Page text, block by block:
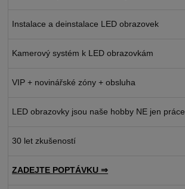
Instalace a deinstalace LED obrazovek
Kamerový systém k LED obrazovkám
VIP + novinářské zóny + obsluha
LED obrazovky jsou naše hobby NE jen práce
30 let zkušeností
ZADEJTE POPTÁVKU ⇒